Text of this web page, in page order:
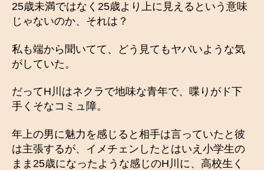
25歳未満ではなく25歳より上に見えるという意味
じゃないのか、それは？
私も端から聞いてて、どう見てもヤバいような気
がしていた。
だってH川はネクラで地味な青年で、喋りがド下
手くそなコミュ障。
年上の男に魅力を感じると相手は言っていたと彼
は主張するが、イメチェンしたとはいえ小学生の
まま25歳になったような感じのH川に、高校生く